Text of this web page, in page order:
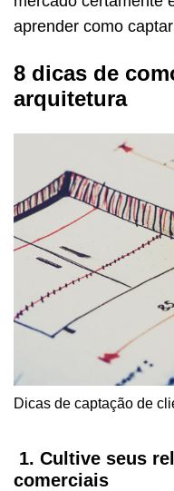
aprender como
8 dicas de
arquitetura
Dicas de captação de
1. Cultive seus
comerciais